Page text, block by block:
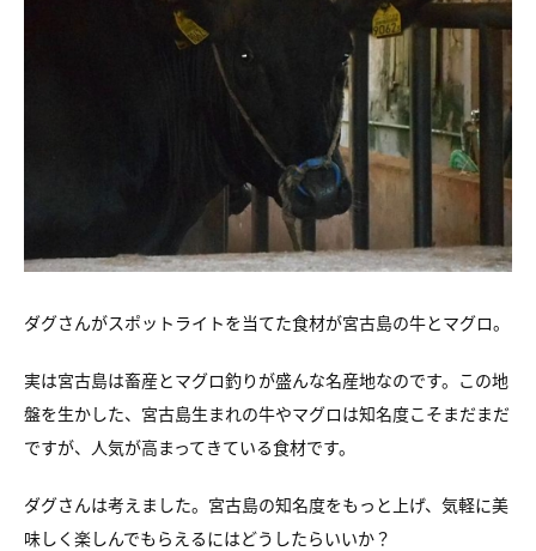
ダグさんがスポットライトを当てた食材が宮古島の牛とマグロ。
実は宮古島は畜産とマグロ釣りが盛んな名産地なのです。 この地
盤を生かした、宮古島生まれの牛やマグロは知名度こそまだまだ
ですが、人気が高まってきている食材です。
ダグさんは考えました。宮古島の知名度をもっと上げ、 気軽に美
味しく楽しんでもらえるにはどうしたらいいか？